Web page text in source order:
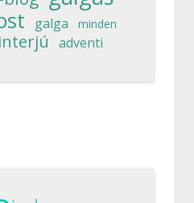
galga minden
interjú adventi